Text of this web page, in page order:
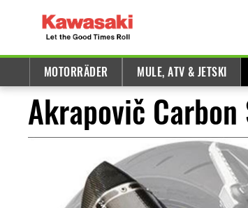
MOTORRÄDER MULE, ATV & JETSKI
Akrapovič